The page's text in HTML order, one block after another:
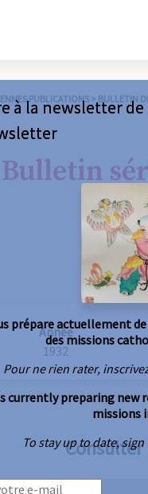
PUBLICATIONS> BULLETIN
Bulletin
Année
1932
à la newsletter
prépare actuellement
des missions
Pour ne rien rater,
currently preparing
missions
To stay up to date,